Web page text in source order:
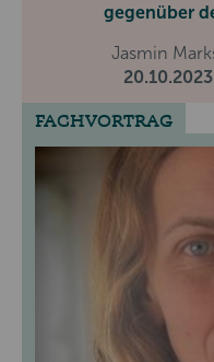
gegenüber
Jasmin
20.10.2023
FACHVORTRAG